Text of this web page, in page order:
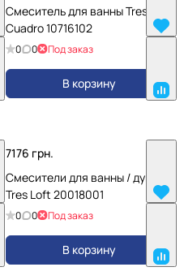
Смеситель для ванны Tres
Cuadro 10716102
0 0 Под заказ
В корзину
7176 грн.
Смесители для ванны / душа
Tres Loft 20018001
0 0 Под заказ
В корзину